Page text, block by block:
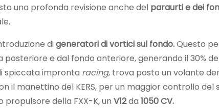
una profonda revisione anche del paraurti e dei
digeneratori di vortici sul fondo.Questo
e dal fondo anteriore, generando il 30%
spiccata impronta racing, trova posto un volante
il manettino del KERS, per un maggior controllo del
propulsore della FXX-K, un V12da 1050 CV.